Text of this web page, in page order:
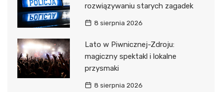
rozwiązywaniu starych zagadek
8 sierpnia 2026
Lato w Piwnicznej-Zdroju:
magiczny spektakl i lokalne
przysmaki
8 sierpnia 2026